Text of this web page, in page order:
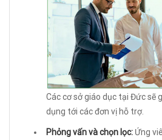
Các cơ sở giáo dục tại Đức sẽ
dụng tới các đơn vị hỗ trợ.
Phỏng vấn và chọn lọc: Ứng